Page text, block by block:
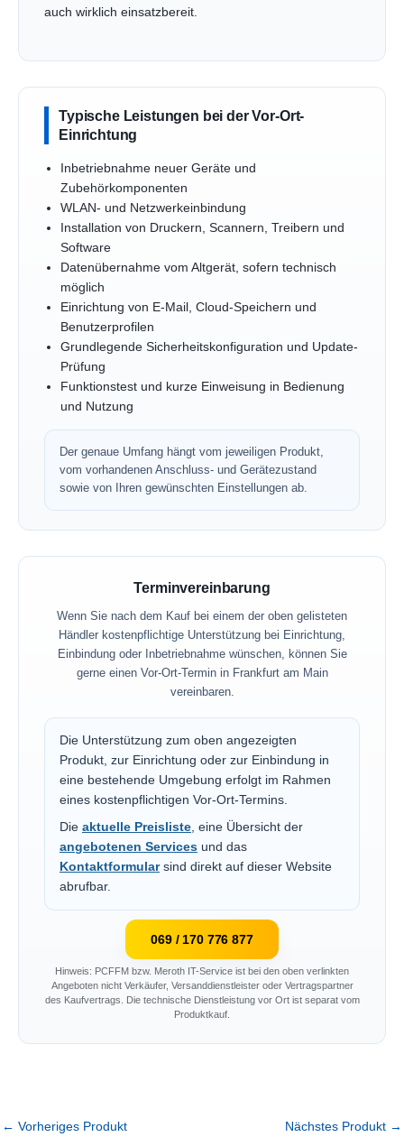
auch wirklich einsatzbereit.
Typische Leistungen bei der Vor-Ort-
Einrichtung
Inbetriebnahme neuer Geräte und
Zubehörkomponenten
WLAN- und Netzwerkeinbindung
Installation von Druckern, Scannern, Treibern und
Software
Datenübernahme vom Altgerät, sofern technisch
möglich
Einrichtung von E-Mail, Cloud-Speichern und
Benutzerprofilen
Grundlegende Sicherheitskonfiguration und Update-
Prüfung
Funktionstest und kurze Einweisung in Bedienung
und Nutzung
Der genaue Umfang hängt vom jeweiligen Produkt,
vom vorhandenen Anschluss- und Gerätezustand
sowie von Ihren gewünschten Einstellungen ab.
Terminvereinbarung
Wenn Sie nach dem Kauf bei einem der oben gelisteten
Händler kostenpflichtige Unterstützung bei Einrichtung,
Einbindung oder Inbetriebnahme wünschen, können Sie
gerne einen Vor-Ort-Termin in Frankfurt am Main
vereinbaren.
Die Unterstützung zum oben angezeigten
Produkt, zur Einrichtung oder zur Einbindung in
eine bestehende Umgebung erfolgt im Rahmen
eines kostenpflichtigen Vor-Ort-Termins.
Die aktuelle Preisliste, eine Übersicht der
angebotenen Services und das
Kontaktformularsind direkt auf dieser Website
abrufbar.
069 / 170 776 877
Hinweis: PCFFM bzw. Meroth IT-Service ist bei den oben verlinkten
Angeboten nicht Verkäufer, Versanddienstleister oder Vertragspartner
des Kaufvertrags. Die technische Dienstleistung vor Ort ist separat vom
Produktkauf.
← Vorheriges Produkt Nächstes Produkt →